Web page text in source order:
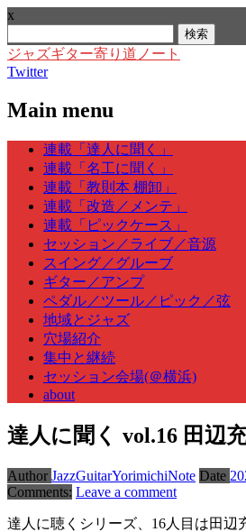
x
索:
ジャズギター寄り道ノート
Twitter
Main menu
Skip
content
連載「達人に聞く」
連載「名工に聞く」
連載「教則本 棚卸」
連載「改造／メンテ」
連載「ピックケース」
セッション／ライブ／音源
スイング／グルーブ
ギター／アンプ
ペダル／ツール／ピック／弦
地域とジャズ
穴場紹介
集中と継続
セッション会場(＠横浜)
about
達人に聞く vol.16 田辺
Author JazzGuitarYorimichiNote Date
Comments: Leave a comment
達人に聴くシリーズ、16人目は田辺